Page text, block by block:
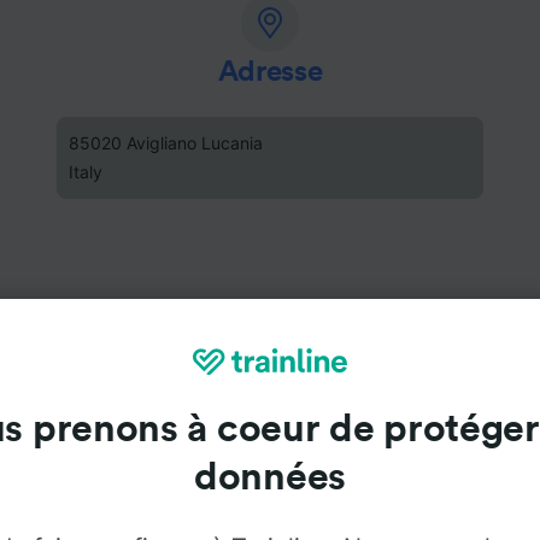
Adresse
85020 Avigliano Lucania
Italy
prenons à coeur de
données